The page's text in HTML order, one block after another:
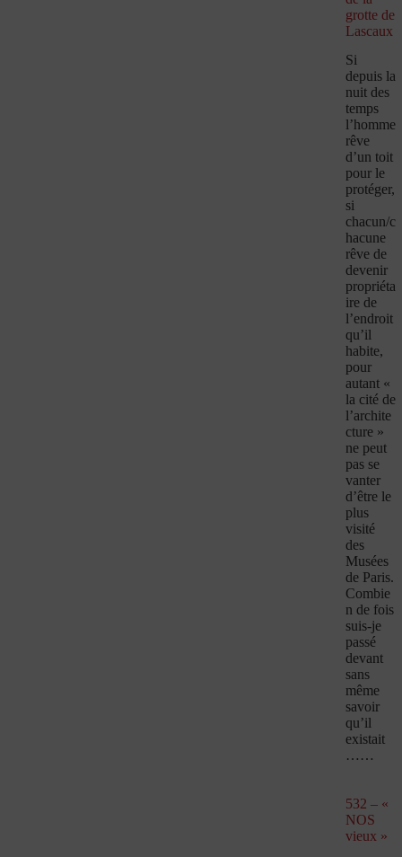
grotte de
Lascaux
Si
depuis la
nuit des
temps
l’homme
rêve
d’un toit
pour le
protéger,
si
chacun/c
hacune
rêve de
devenir
propriéta
ire de
l’endroit
qu’il
habite,
pour
autant «
la cité de
l’archite
cture »
ne peut
pas se
vanter
d’être le
plus
visité
des
Musées
de Paris.
Combie
n de fois
suis-je
passé
devant
sans
même
savoir
qu’il
existait
……
532 – «
NOS
vieux »